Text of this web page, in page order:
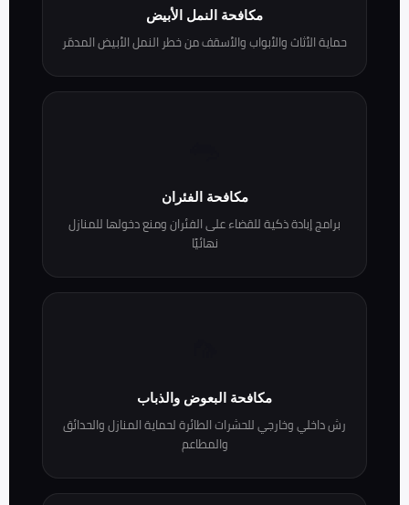
مكافحة النمل الأبيض
حماية الأثاث والأبواب والأسقف من خطر النمل الأبيض المدمّر
مكافحة الفئران
برامج إبادة ذكية للقضاء على الفئران ومنع دخولها للمنازل
نهائيًا
مكافحة البعوض والذباب
رش داخلي وخارجي للحشرات الطائرة لحماية المنازل والحدائق
والمطاعم